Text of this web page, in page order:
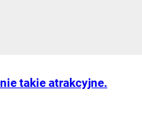
takie atrakcyjne.